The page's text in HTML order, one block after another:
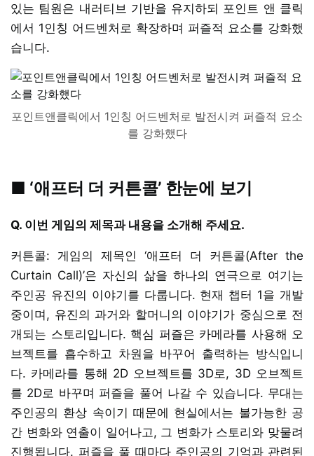
있는 팀원은 내러티브 기반을 유지하되 포인트 앤 클릭
에서 1인칭 어드벤처로 확장하며 퍼즐적 요소를 강화했
습니다.
포인트앤클릭에서 1인칭 어드벤처로 발전시켜 퍼즐적 요소
를 강화했다
■ ‘애프터 더 커튼콜’ 한눈에 보기
Q. 이번 게임의 제목과 내용을 소개해 주세요.
커튼콜: 게임의 제목인 ‘애프터 더 커튼콜(After the
Curtain Call)’은 자신의 삶을 하나의 연극으로 여기는
주인공 유진의 이야기를 다룹니다. 현재 챕터 1을 개발
중이며, 유진의 과거와 할머니의 이야기가 중심으로 전
개되는 스토리입니다. 핵심 퍼즐은 카메라를 사용해 오
브젝트를 흡수하고 차원을 바꾸어 출력하는 방식입니
다. 카메라를 통해 2D 오브젝트를 3D로, 3D 오브젝트
를 2D로 바꾸며 퍼즐을 풀어 나갈 수 있습니다. 무대는
주인공의 환상 속이기 때문에 현실에서는 불가능한 공
간 변화와 연출이 일어나고, 그 변화가 스토리와 맞물려
진행됩니다. 퍼즐을 풀 때마다 주인공의 기억과 관련된